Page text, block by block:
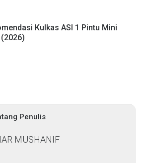
Penulis
Kulkas ASI 1 Pintu Mini
MUSHANIF